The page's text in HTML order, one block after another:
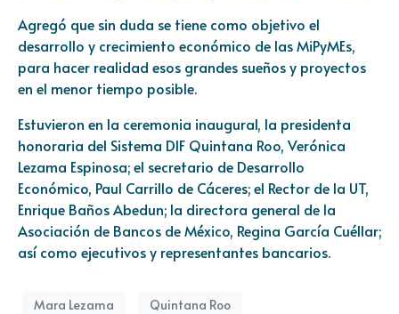
Agregó que sin duda se tiene como objetivo el
desarrollo y crecimiento económico de las MiPyMEs,
para hacer realidad esos grandes sueños y proyectos
en el menor tiempo posible.
Estuvieron en la ceremonia inaugural, la presidenta
honoraria del Sistema DIF Quintana Roo, Verónica
Lezama Espinosa; el secretario de Desarrollo
Económico, Paul Carrillo de Cáceres; el Rector de la UT,
Enrique Baños Abedun; la directora general de la
Asociación de Bancos de México, Regina García Cuéllar;
así como ejecutivos y representantes bancarios.
Mara Lezama Quintana Roo